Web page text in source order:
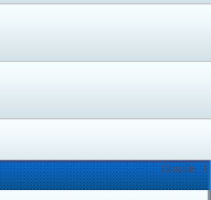
Онлайн: 1